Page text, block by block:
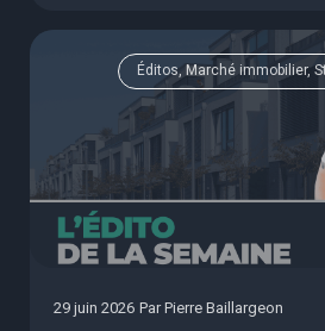
Éditos, Marché immobilier,
29 juin 2026 Par Pierre Baillargeon